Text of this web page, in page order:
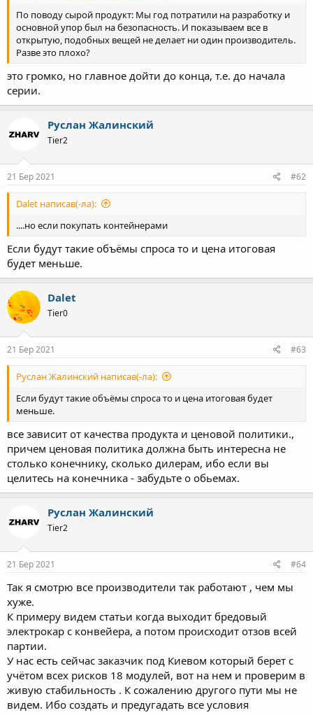
По поводу сырой продукт: Мы год потратили на разработку и
основной упор был на безопасность. И показываем все в
открытую, подобных вещей не делает ни один производитель.
Разве это плохо?
это громко, но главное дойти до конца, т.е. до начала
серии.
Руслан Жалинский
Tier2
21 Бер 2021 #62
Dalet написав(-ла):
....но если покупать контейнерами
Если будут такие объёмы спроса то и цена итоговая
будет меньше.
Dalet
Tier0
21 Бер 2021 #63
Руслан Жалинский написав(-ла):
Если будут такие объёмы спроса то и цена итоговая будет
меньше.
все зависит от качества продукта и ценовой политики.,
причем ценовая политика должна быть интересна не
столько конечнику, сколько дилерам, ибо если вы
целитесь на конечника - забудьте о обьемах.
Руслан Жалинский
Tier2
21 Бер 2021 #64
Так я смотрю все производители так работают , чем мы
хуже.
К примеру видем статьи когда выходит бредовый
электрокар с конвейера, а потом происходит отзов всей
партии.
У нас есть сейчас заказчик под Киевом который берет с
учётом всех рисков 18 модулей, вот на нем и проверим в
живую стабильность . К сожалению другого пути мы не
видем. Ибо создать и предугадать все условия